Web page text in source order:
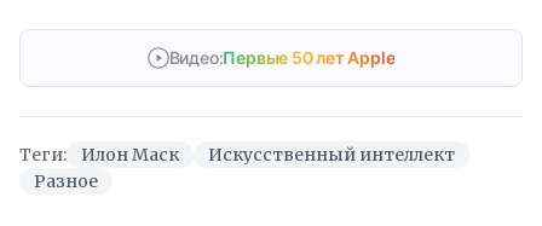
Видео:Первые 50 лет Apple
Теги: Илон Маск
Искусственный интеллект
Разное